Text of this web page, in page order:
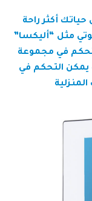
أكثر راحة
مثل “أليكسا”
في مجموعة
يمكن التحكم في